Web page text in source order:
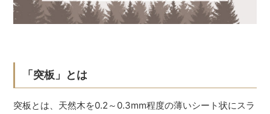
「突板」とは
突板とは、天然木を0.2～0.3mm程度の薄いシート状にスラ